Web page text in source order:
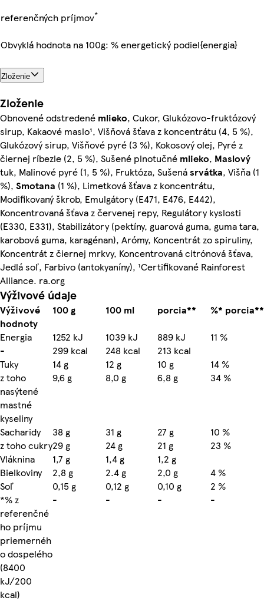
referenčných príjmov*
Obvyklá hodnota na 100g: % energetický podiel{energia}
Zloženie
Zloženie
Obnovené odstredené mlieko, Cukor, Glukózovo-fruktózový
sirup, Kakaové maslo¹, Višňová šťava z koncentrátu (4, 5 %),
Glukózový sirup, Višňové pyré (3 %), Kokosový olej, Pyré z
čiernej ríbezle (2, 5 %), Sušené plnotučné mlieko, Maslový
tuk, Malinové pyré (1, 5 %), Fruktóza, Sušenásrvátka, Višňa (1
%), Smotana (1 %), Limetková šťava z koncentrátu,
Modifikovaný škrob, Emulgátory (E471, E476, E442),
Koncentrovaná šťava z červenej repy, Regulátory kyslosti
(E330, E331), Stabilizátory (pektíny, guarová guma, guma tara,
karobová guma, karagénan), Arómy, Koncentrát zo spiruliny,
Koncentrát z čiernej mrkvy, Koncentrovaná citrónová šťava,
Jedlá soľ, Farbivo (antokyaníny), ¹Certifikované Rainforest
Alliance. ra.org
Výživové údaje
Výživové
hodnoty
100 g 100 ml porcia**
%* porcia**
Energia
1252 kJ 1039 kJ 889 kJ
11 %
-
299 kcal 248 kcal
213 kcal
Tuky
14 g 12 g 10 g
14 %
z toho
nasýtené
mastné
kyseliny
9,6 g 8,0 g 6,8 g 34 %
Sacharidy 38 g 31 g 27 g
10 %
z toho cukry29 g 24 g 21 g
23 %
Vláknina
1,7 g 1,4 g
1,2 g
Bielkoviny
2,8 g 2.4 g 2,0 g
4 %
Soľ
0,15 g 0,12 g 0,10 g
2 %
*% z
referenčné
ho príjmu
priemernéh
o dospelého
(8400
kJ/200
kcal)
- - - -